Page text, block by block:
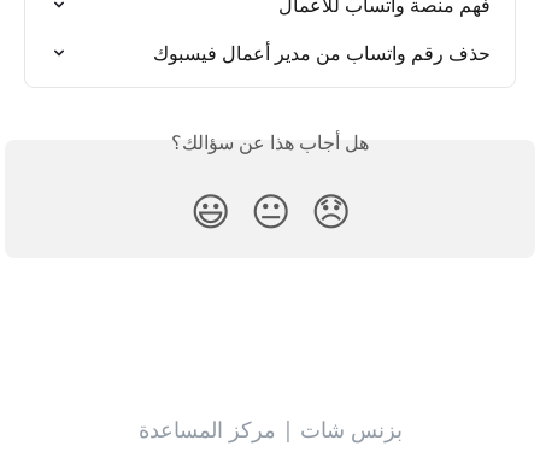
حذف رقم واتساب من مدير أعمال فيسبوك
هل أجاب هذا عن سؤالك؟
😞
😐
😃
بزنس شات | مركز المساعدة